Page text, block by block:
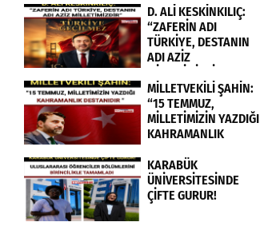
D. ALİ KESKİNKILIÇ:
“ZAFERİN ADI
TÜRKİYE, DESTANIN
ADI AZİZ
MİLLETVEKİLİ ŞAHİN:
“15 TEMMUZ,
MİLLETİMİZİN YAZDIĞI
KAHRAMANLIK
KARABÜK
ÜNİVERSİTESİNDE
ÇİFTE GURUR!